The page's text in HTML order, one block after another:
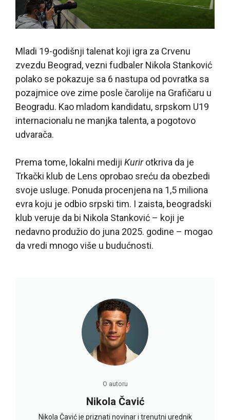
Mladi 19-godišnji talenat koji igra za Crvenu
zvezdu Beograd, vezni fudbaler Nikola Stanković
polako se pokazuje sa 6 nastupa od povratka sa
pozajmice ove zime posle čarolije na Grafičaru u
Beogradu. Kao mladom kandidatu, srpskom U19
internacionalu ne manjka talenta, a pogotovo
udvarača.
Prema tome, lokalni mediji Kurirotkriva da je
Trkački klub de Lens oprobao sreću da obezbedi
svoje usluge. Ponuda procenjena na 1,5 miliona
evra koju je odbio srpski tim. I zaista, beogradski
klub veruje da bi Nikola Stanković – koji je
nedavno produžio do juna 2025. godine – mogao
da vredi mnogo više u budućnosti.
O autoru
Nikola Čavić
Nikola Čavić je priznati novinar i trenutni urednik